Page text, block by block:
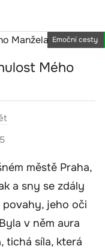
Emoční cesty
Mého
městě Praha,
a sny se zdály
jeho oči
v něm aura
tichá síla, která